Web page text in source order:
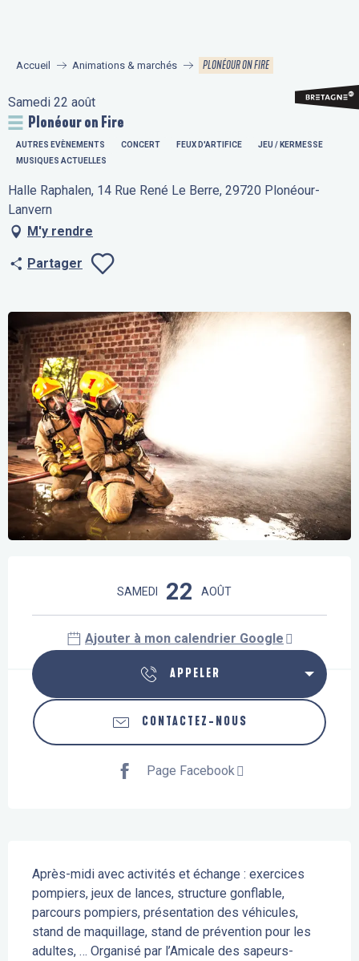
principal
Accueil Animations & marchés PLONÉOUR ON FIRE
Samedi 22 août
Plonéour on Fire
AUTRES EVÈNEMENTS CONCERT FEUX D'ARTIFICE
JEU / KERMESSE
MUSIQUES ACTUELLES
Halle Raphalen, 14 Rue René Le Berre, 29720 Plonéour-
Lanvern
M'y rendre
Partager
SAMEDI 22 AOÛT
Ajouter à mon calendrier Google
APPELER
CONTACTEZ-NOUS
Page Facebook
Après-midi avec activités et échange : exercices
pompiers, jeux de lances, structure gonflable,
parcours pompiers, présentation des véhicules,
stand de maquillage, stand de prévention pour les
adultes, … Organisé par l’Amicale des sapeurs-